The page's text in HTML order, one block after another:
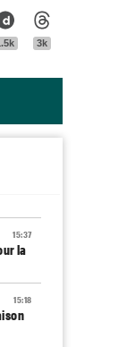
Dailymotion
3k
15:37
la
15:18